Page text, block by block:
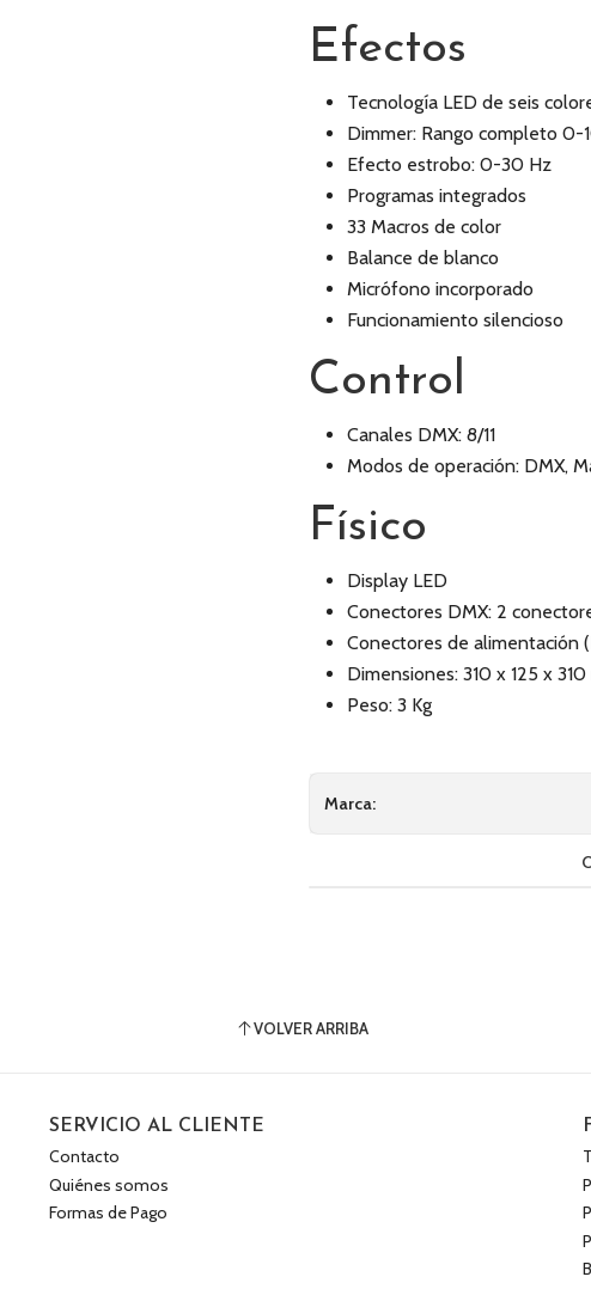
Efectos
Tecnología LED de seis
Dimmer: Rango completo
Efecto estrobo: 0-30 Hz
Programas integrados
33 Macros de color
Balance de blanco
Micrófono incorporado
Funcionamiento silencioso
Control
Canales DMX: 8/11
Modos de operación: DMX,
Físico
Display LED
Conectores DMX: 2
Conectores de alimentación
Dimensiones: 310 x 125 x
Peso: 3 Kg
Marca:
VOLVER ARRIBA
SERVICIO AL CLIENTE
Contacto
Quiénes somos
Formas de Pago